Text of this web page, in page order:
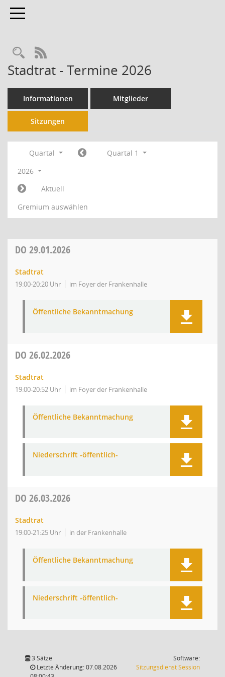
Toggle navigation
RSS-Feed
Stadtrat - Termine 2026
Informationen Mitglieder
Sitzungen
Quartal
Quartal 1
2026
Aktuell
Gremium auswählen
DO 29.01.2026
Stadtrat
19:00-20:20 Uhr im Foyer der Frankenhalle
Öffentliche Bekanntmachung
DO 26.02.2026
Stadtrat
19:00-20:52 Uhr im Foyer der Frankenhalle
Öffentliche Bekanntmachung
Niederschrift -öffentlich-
DO 26.03.2026
Stadtrat
19:00-21:25 Uhr in der Frankenhalle
Öffentliche Bekanntmachung
Niederschrift -öffentlich-
3 Sätze
Letzte Änderung: 07.08.2026
Software:
SitzungsdienstSession(Wird in